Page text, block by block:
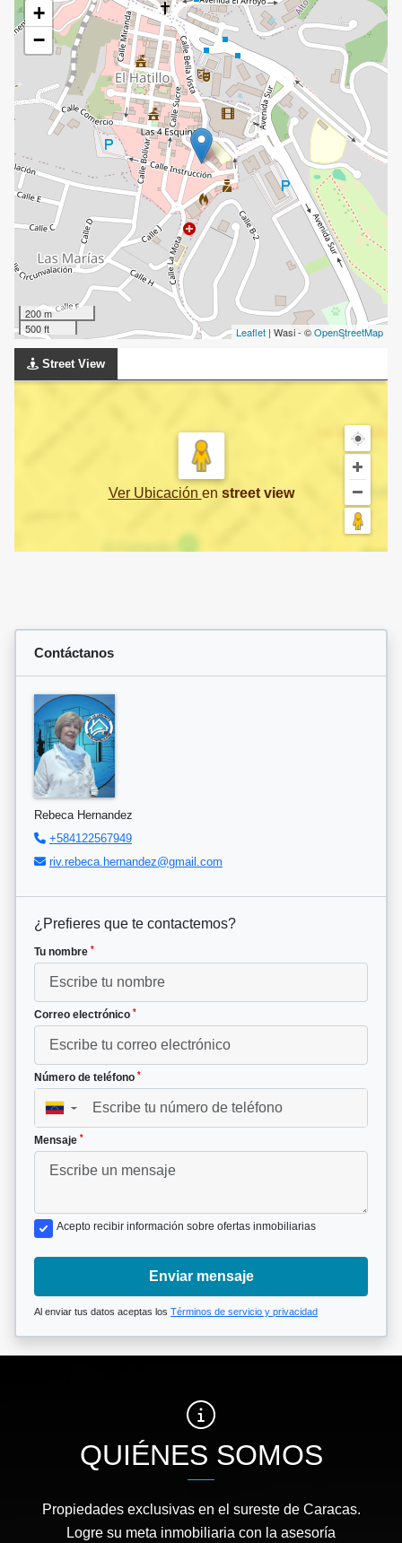
+
−
200 m
500 ft
Leaflet | Wasi - ©OpenStreetMap
Street View
Ver Ubicación en street view
Contáctanos
Rebeca Hernandez
+584122567949
riv.rebeca.hernandez@gmail.com
¿Prefieres que te contactemos?
Tu nombre *
Correo electrónico *
Número de teléfono *
▼
Mensaje *
Acepto recibir información sobre ofertas inmobiliarias
Enviar mensaje
Al enviar tus datos aceptas los Términos de servicio y privacidad
QUIÉNES SOMOS
Propiedades exclusivas en el sureste de Caracas.
Logre su meta inmobiliaria con la asesoría